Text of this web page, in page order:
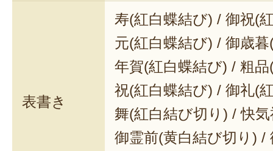
表書き
寿(紅白蝶結び) / 御祝(
元(紅白蝶結び) / 御歳
年賀(紅白蝶結び) / 粗
祝(紅白蝶結び) / 御礼(
舞(紅白結び切り) / 快
御霊前(黄白結び切り) /